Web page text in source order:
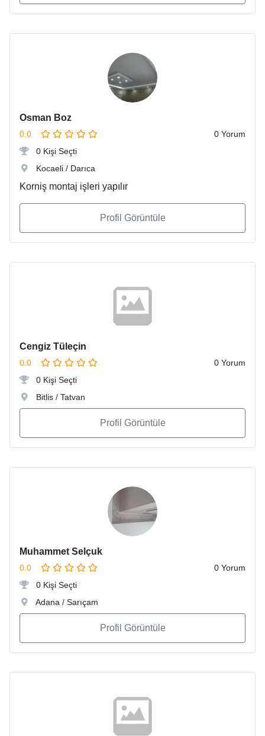
Osman Boz
0.0
0 Yorum
0 Kişi Seçti
Kocaeli / Darıca
Korniş montaj işleri yapılır
Profil Görüntüle
Cengiz Tüleçin
0.0
0 Yorum
0 Kişi Seçti
Bitlis / Tatvan
Profil Görüntüle
Muhammet Selçuk
0.0
0 Yorum
0 Kişi Seçti
Adana / Sarıçam
Profil Görüntüle